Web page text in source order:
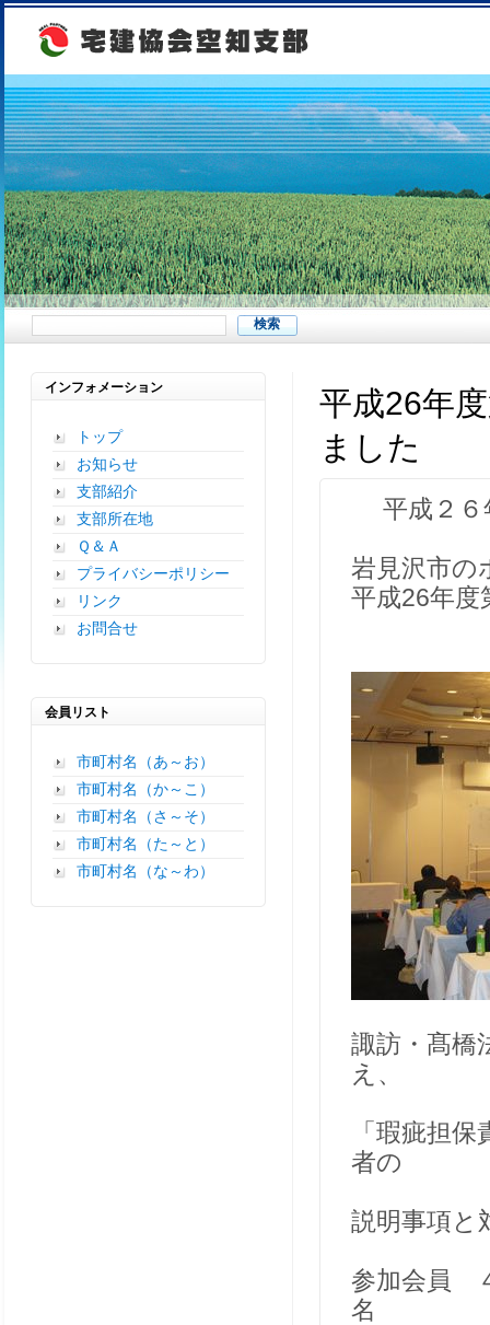
インフォメーション
トップ
お知らせ
支部紹介
支部所在地
Ｑ＆Ａ
プライバシーポリシー
リンク
お問合せ
会員リスト
市町村名（あ～お）
市町村名（か～こ）
市町村名（さ～そ）
市町村名（た～と）
市町村名（な～わ）
平成26年
ました
平成２６
岩見沢市の
平成26年度
諏訪・髙
え、
「瑕疵担
者の
説明事項と
参加会員
名